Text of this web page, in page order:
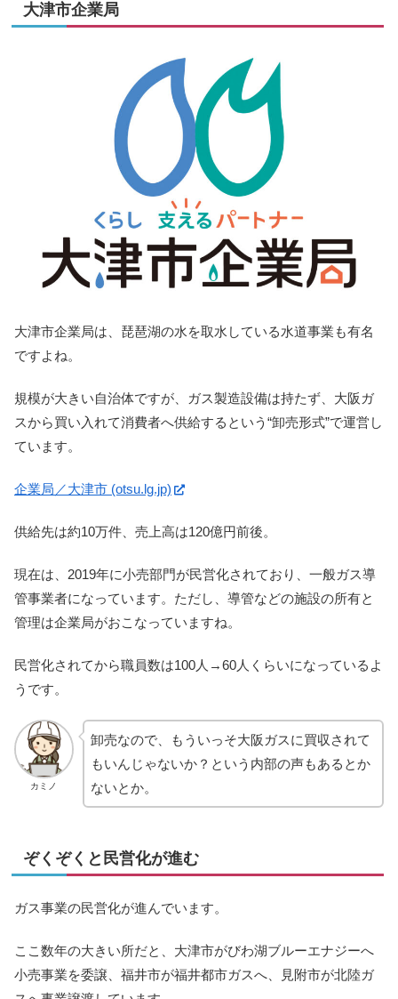
大津市企業局
大津市企業局は、琵琶湖の水を取水している水道事業も有名
ですよね。
規模が大きい自治体ですが、ガス製造設備は持たず、大阪ガ
スから買い入れて消費者へ供給するという“卸売形式”で運営し
ています。
企業局／大津市 (otsu.lg.jp)
供給先は約10万件、売上高は120億円前後。
現在は、2019年に小売部門が民営化されており、一般ガス導
管事業者になっています。ただし、導管などの施設の所有と
管理は企業局がおこなっていますね。
民営化されてから職員数は100人→60人くらいになっているよ
うです。
カミノ
卸売なので、もういっそ大阪ガスに買収されて
もいんじゃないか？という内部の声もあるとか
ないとか。
ぞくぞくと民営化が進む
ガス事業の民営化が進んでいます。
ここ数年の大きい所だと、大津市がびわ湖ブルーエナジーへ
小売事業を委譲、福井市が福井都市ガスへ、見附市が北陸ガ